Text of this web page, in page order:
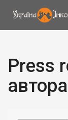
Press
автора